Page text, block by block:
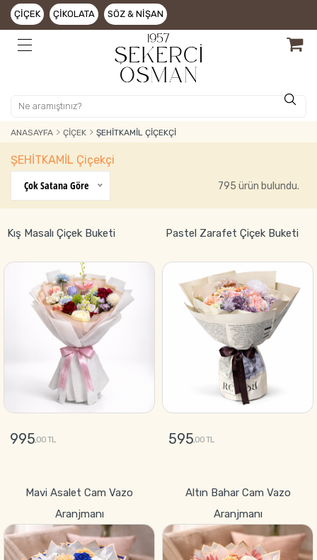
ÇIÇEK ÇIKOLATA SÖZ & NIŞAN
ANASAYFA ÇIÇEK ŞEHİTKAMİL ÇIÇEKÇI
ŞEHİTKAMİL Çiçekçi
Çok Satana Göre
795 ürün bulundu.
Kış Masalı Çiçek Buketi
995,00 TL
Pastel Zarafet Çiçek Buketi
595,00 TL
Mavi Asalet Cam Vazo
Aranjmanı
Altın Bahar Cam Vazo
Aranjmanı